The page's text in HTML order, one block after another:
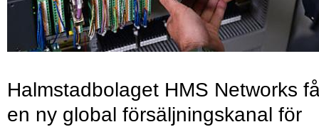
Halmstadbolaget HMS Networks
en ny global försäljningskanal för